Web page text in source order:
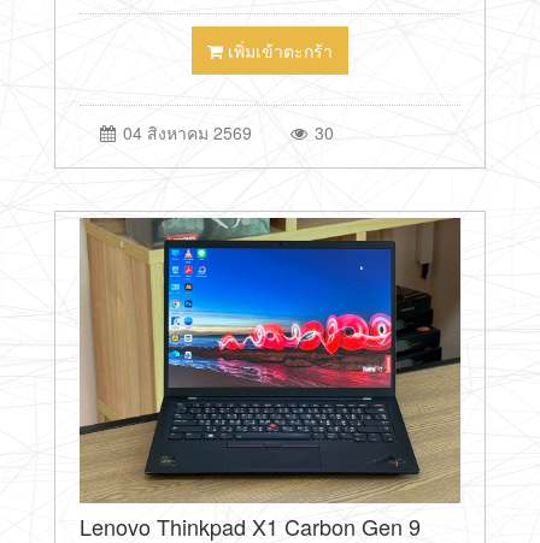
เพิ่มเข้าตะกร้า
04 สิงหาคม 2569 30
Lenovo Thinkpad X1 Carbon Gen 9